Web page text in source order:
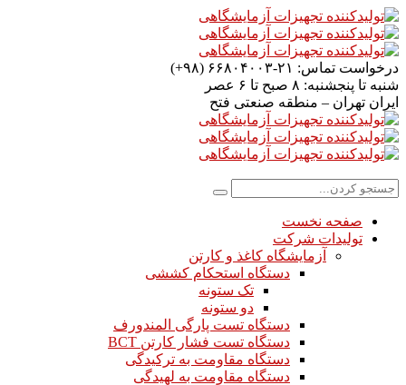
درخواست تماس: ۲۱-۶۶۸۰۴۰۰۳ (۹۸+)
شنبه تا پنجشنبه: ۸ صبح تا ۶ عصر
ایران تهران – منطقه صنعتی فتح
صفحه نخست
تولیدات شرکت
آزمایشگاه کاغذ و کارتن
دستگاه استحکام کششی
تک ستونه
دو ستونه
دستگاه تست پارگی المندورف
دستگاه تست فشار کارتن BCT
دستگاه مقاومت به ترکیدگی
دستگاه مقاومت به لهیدگی